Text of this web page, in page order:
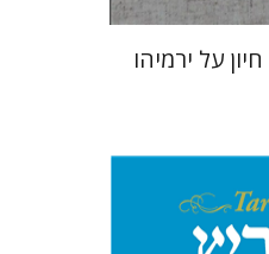
על ירמיהו
שלו-עיני